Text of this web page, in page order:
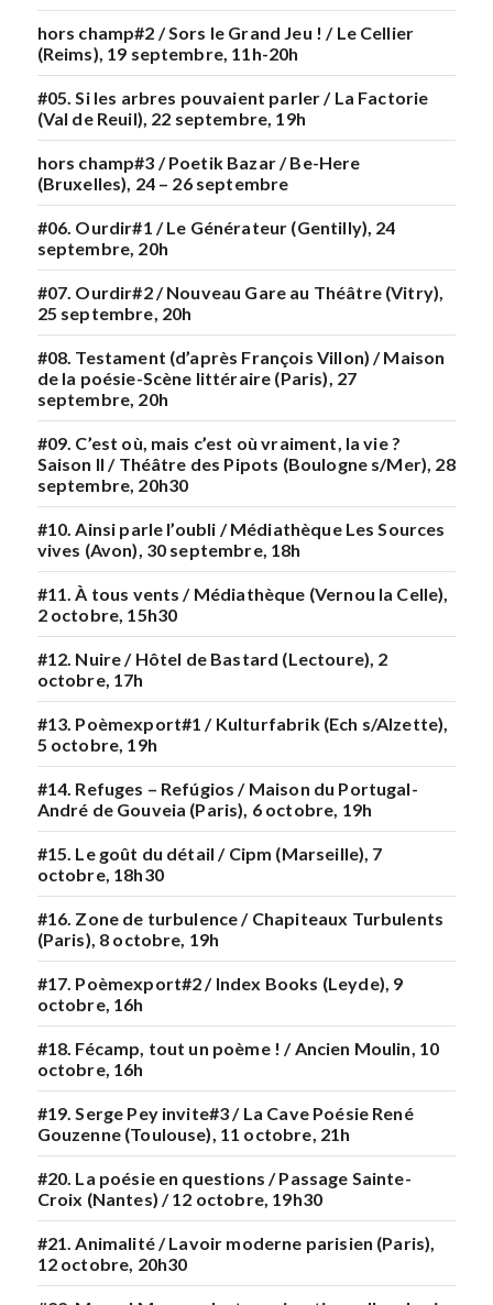
hors champ#2 / Sors le Grand Jeu ! / Le Cellier
(Reims), 19 septembre, 11h-20h
#05. Si les arbres pouvaient parler / La Factorie
(Val de Reuil), 22 septembre, 19h
hors champ#3 / Poetik Bazar / Be-Here
(Bruxelles), 24 – 26 septembre
#06. Ourdir#1 / Le Générateur (Gentilly), 24
septembre, 20h
#07. Ourdir#2 / Nouveau Gare au Théâtre (Vitry),
25 septembre, 20h
#08. Testament (d’après François Villon) / Maison
de la poésie-Scène littéraire (Paris), 27
septembre, 20h
#09. C’est où, mais c’est où vraiment, la vie ?
Saison II / Théâtre des Pipots (Boulogne s/Mer), 28
septembre, 20h30
#10. Ainsi parle l’oubli / Médiathèque Les Sources
vives (Avon), 30 septembre, 18h
#11. À tous vents / Médiathèque (Vernou la Celle),
2 octobre, 15h30
#12. Nuire / Hôtel de Bastard (Lectoure), 2
octobre, 17h
#13. Poèmexport#1 / Kulturfabrik (Ech s/Alzette),
5 octobre, 19h
#14. Refuges – Refúgios / Maison du Portugal-
André de Gouveia (Paris), 6 octobre, 19h
#15. Le goût du détail / Cipm (Marseille), 7
octobre, 18h30
#16. Zone de turbulence / Chapiteaux Turbulents
(Paris), 8 octobre, 19h
#17. Poèmexport#2 / Index Books (Leyde), 9
octobre, 16h
#18. Fécamp, tout un poème ! / Ancien Moulin, 10
octobre, 16h
#19. Serge Pey invite#3 / La Cave Poésie René
Gouzenne (Toulouse), 11 octobre, 21h
#20. La poésie en questions / Passage Sainte-
Croix (Nantes) / 12 octobre, 19h30
#21. Animalité / Lavoir moderne parisien (Paris),
12 octobre, 20h30